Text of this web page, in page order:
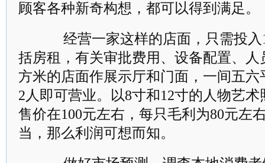
顾客各种新奇构想，都可以得到满足。
经营一家这样的店面，只需投入
括房租，有关审批费用、设备配置、
方米的店面作展示厅和门面，一间五
2人即可营业。以8寸和12寸的人物艺
售价在100元左右，每只毛利为80元左
当，那么利润可想而知。